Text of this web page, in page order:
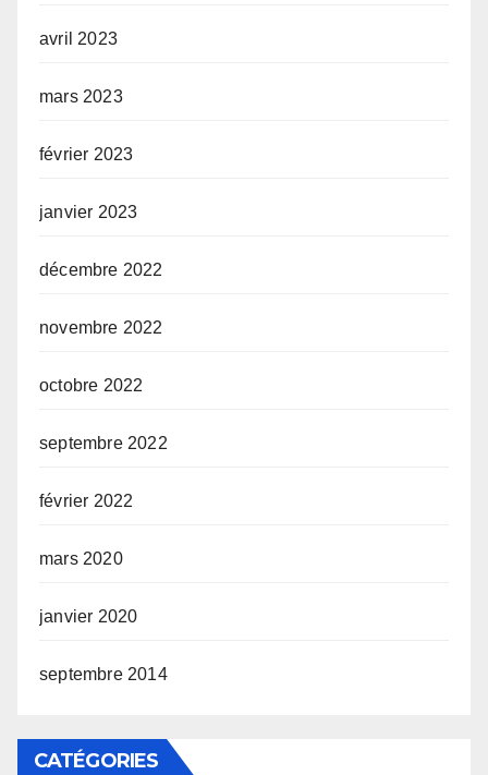
avril 2023
mars 2023
février 2023
janvier 2023
décembre 2022
novembre 2022
octobre 2022
septembre 2022
février 2022
mars 2020
janvier 2020
septembre 2014
CATÉGORIES